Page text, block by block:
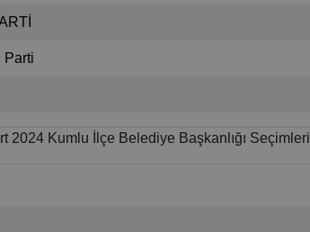
Parti
2024 Kumlu İlçe Belediye Başkanlığı Seçimleri